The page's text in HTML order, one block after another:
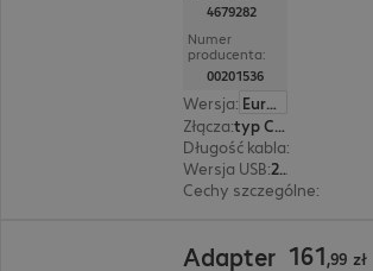
4679282
Numer
producenta:
00201536
Wersja:
Europa
Złącza:
typ C | typ A, Typ A | Typ Micro-B, Typ A | Lightning
Długość kabla:
Wersja USB: 2.0
Cechy szczególne:
Adapter 161,99 zł